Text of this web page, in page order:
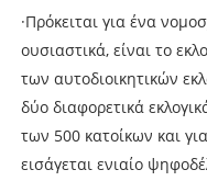
·Πρόκειται για ένα
ουσιαστικά, είναι το
των αυτοδιοικητικών
δύο διαφορετικά
των 500 κατοίκων και
εισάγεται ενιαίο